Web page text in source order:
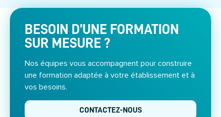
BESOIN D’UNE FORMATION
SUR MESURE ?
Nos équipes vous accompagnent pour construire
une formation adaptée à votre établissement et à
vos besoins.
CONTACTEZ-NOUS